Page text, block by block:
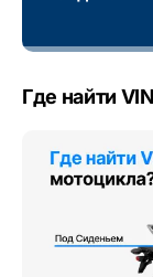
Где найти